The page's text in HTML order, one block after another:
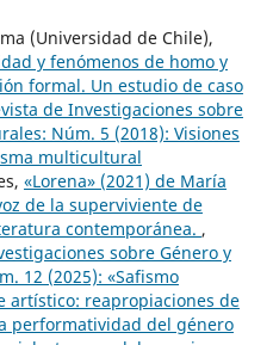
(Universidad de Chile),
y fenómenos de homo y
formal. Un estudio de caso
de Investigaciones sobre
Núm. 5 (2018): Visiones
multicultural
«Lorena» (2021) de María
de la superviviente de
contemporánea. ,
sobre Género y
12 (2025): «Safismo
artístico: reapropiaciones de
performatividad del género